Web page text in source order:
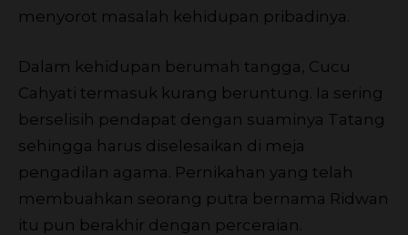
menyorot masalah kehidupan pribadinya.
Dalam kehidupan berumah tangga, Cucu
Cahyati termasuk kurang beruntung. Ia sering
berselisih pendapat dengan suaminya Tatang
sehingga harus diselesaikan di meja
pengadilan agama. Pernikahan yang telah
membuahkan seorang putra bernama Ridwan
itu pun berakhir dengan perceraian.